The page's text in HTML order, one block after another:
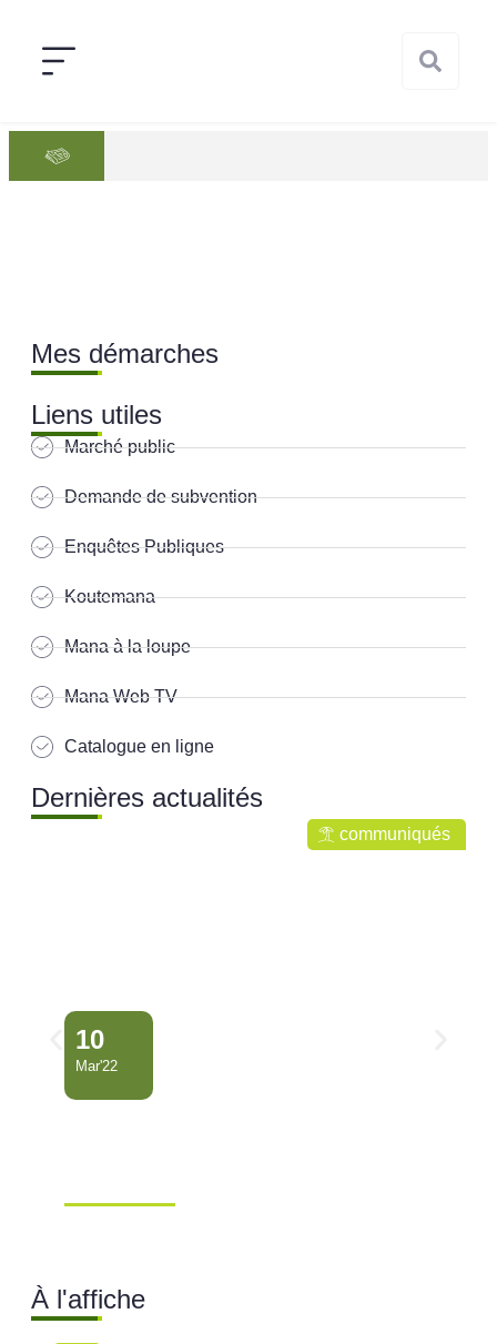
Mes démarches
Liens utiles
Marché public
Demande de subvention
Enquêtes Publiques
Koutemana
Mana à la loupe
Mana Web TV
Catalogue en ligne
Dernières actualités
communiqués
10
Mar'22
À l'affiche